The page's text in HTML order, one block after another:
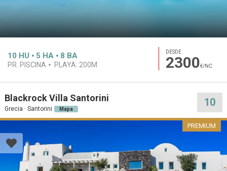
10 HU 5 HA 8 BA
PR. PISCINA PLAYA: 200M
DESDE
2300€/NC
Blackrock Villa Santorini
Grecia · Santorini Mapa
10
PREMIUM